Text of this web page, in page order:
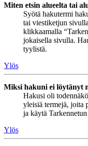
Miten etsin alueelta tai
Syötä hakutermi
tai viestiketjun
klikkaamalla
jokaisella sivulla.
tyylistä.
Ylös
Miksi hakuni ei löytänyt
Hakusi oli
yleisiä termejä, joita
ja käytä
Ylös